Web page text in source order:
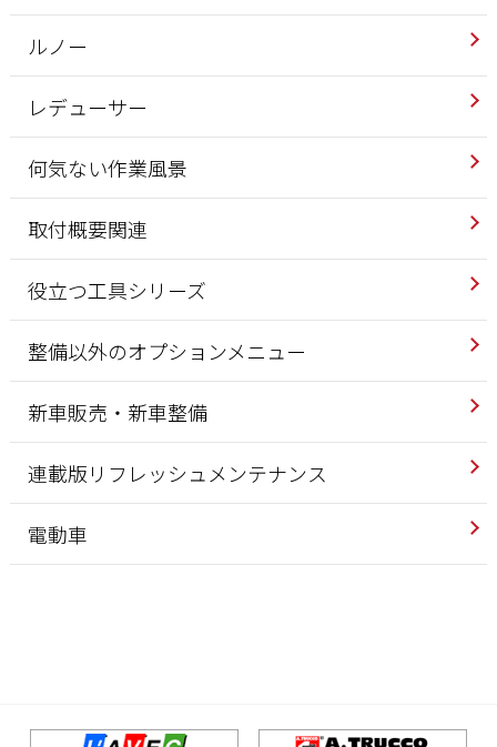
ルノー
レデューサー
何気ない作業風景
取付概要関連
役立つ工具シリーズ
整備以外のオプションメニュー
新車販売・新車整備
連載版リフレッシュメンテナンス
電動車